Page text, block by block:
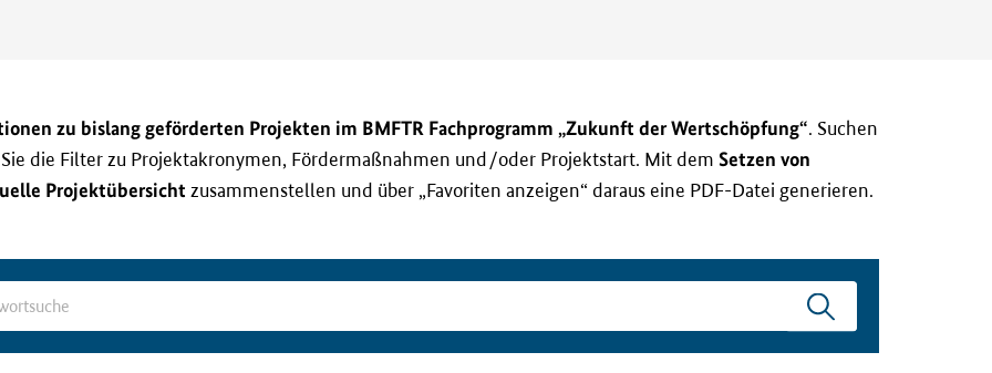
zu bislang geförderten Projekten im BMFTR Fachprogramm „Zukunft der Wertschöpfung“. Suchen
die Filter zu Projektakronymen, Fördermaßnahmen und/oder Projektstart. Mit dem Setzen von
Projektübersicht zusammenstellen und über „Favoriten anzeigen“ daraus eine PDF-Datei generieren.